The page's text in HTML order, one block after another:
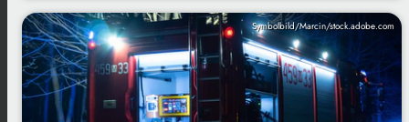
Symbolbild/Marcin/stock.adobe.com